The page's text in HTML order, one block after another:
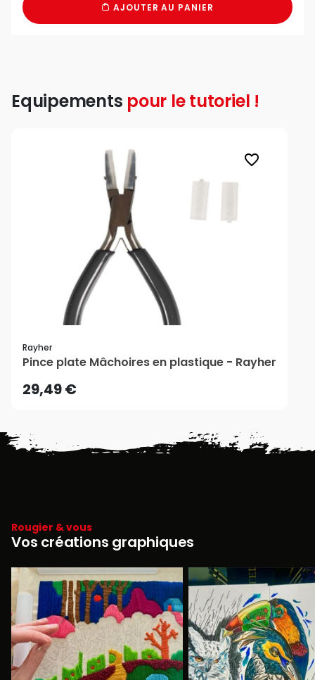
AJOUTER AU PANIER
Equipements pour le tutoriel !
favorite_border
Rayher
Pince plate Mâchoires en plastique - Rayher
29,49 €
Rougier & vous
Vos créations graphiques